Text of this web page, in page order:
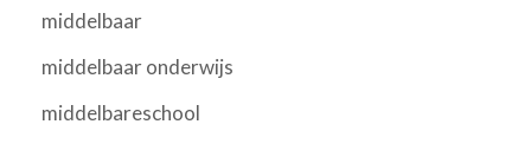
middelbaar
middelbaar onderwijs
middelbareschool